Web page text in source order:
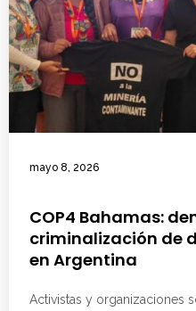
mayo 8, 2026
COP4 Bahamas:
criminalización de
en Argentina
Activistas y organizaciones